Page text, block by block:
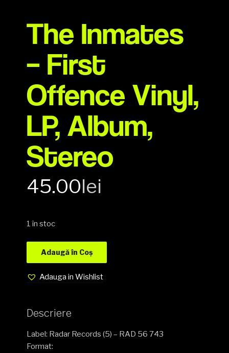
The Inmates
– First
Offence Vinyl,
LP, Album,
Stereo
45.00lei
1 în stoc
Adaugă în Coș
Adauga in Wishlist
Descriere
Label: Radar Records (5) – RAD 56 743
Format: